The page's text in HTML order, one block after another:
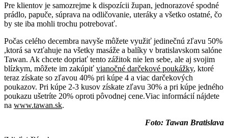
Pre klientov je samozrejme k dispozícii župan, jednorazové spodné
prádlo, papuče, súprava na odličovanie, uteráky a všetko ostatné, čo
by ste iba mohli trochu potrebovať.
Počas celého decembra navyše môžete využiť jedinečnú zľavu 50%
,ktorá sa vzťahuje na všetky masáže a balíky v bratislavskom salóne
Tawan. Ak chcete dopriať tento zážitok nie len sebe, ale aj svojim
blízkym, môžete im zakúpiť vianočné darčekové poukážky, ktoré
teraz získate so zľavou 40% pri kúpe 4 a viac darčekových
poukazov. Pri kúpe 2-3 kusov získate zľavu 30% a pri kúpe jedného
poukazu ušetríte 20% oproti pôvodnej cene.Viac informácií nájdete
na www.tawan.sk.
Foto: Tawan Bratislava